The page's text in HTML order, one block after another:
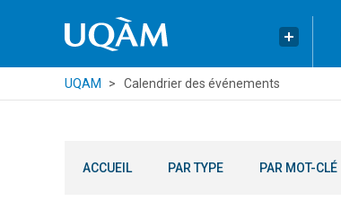
UQAM Calendrier des événements
ACCUEIL PAR TYPE PAR MOT-CLÉ